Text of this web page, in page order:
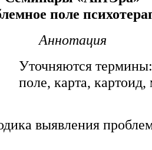
поле
Аннотация
Уточняются
поле, карта, картоид,
выявления